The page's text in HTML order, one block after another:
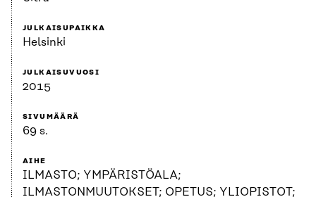
JULKAISUPAIKKA
Helsinki
JULKAISUVUOSI
2015
SIVUMÄÄRÄ
69 s.
AIHE
ILMASTO; YMPÄRISTÖALA;
ILMASTONMUUTOKSET; OPETUS; YLIOPISTOT;